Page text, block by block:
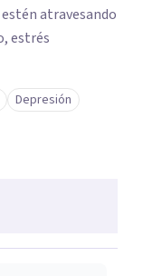
atravesando
estrés
Depresión